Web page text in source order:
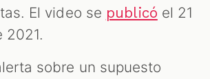
El video se publicó el 21
2021.
sobre un supuesto